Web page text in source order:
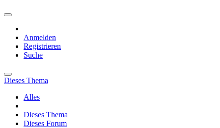
Anmelden
Registrieren
Suche
Dieses Thema
Alles
Dieses Thema
Dieses Forum